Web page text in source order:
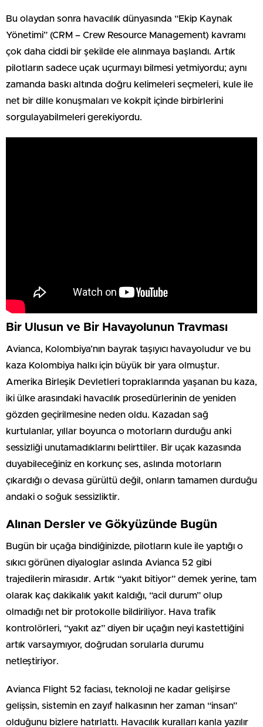
Bu olaydan sonra havacılık dünyasında “Ekip Kaynak
Yönetimi” (CRM – Crew Resource Management) kavramı
çok daha ciddi bir şekilde ele alınmaya başlandı. Artık
pilotların sadece uçak uçurmayı bilmesi yetmiyordu; aynı
zamanda baskı altında doğru kelimeleri seçmeleri, kule ile
net bir dille konuşmaları ve kokpit içinde birbirlerini
sorgulayabilmeleri gerekiyordu.
Bir Ulusun ve Bir Havayolunun Travması
Avianca, Kolombiya’nın bayrak taşıyıcı havayoludur ve bu
kaza Kolombiya halkı için büyük bir yara olmuştur.
Amerika Birleşik Devletleri topraklarında yaşanan bu kaza,
iki ülke arasındaki havacılık prosedürlerinin de yeniden
gözden geçirilmesine neden oldu. Kazadan sağ
kurtulanlar, yıllar boyunca o motorların durduğu anki
sessizliği unutamadıklarını belirttiler. Bir uçak kazasında
duyabileceğiniz en korkunç ses, aslında motorların
çıkardığı o devasa gürültü değil, onların tamamen durduğu
andaki o soğuk sessizliktir.
Alınan Dersler ve Gökyüzünde Bugün
Bugün bir uçağa bindiğinizde, pilotların kule ile yaptığı o
sıkıcı görünen diyaloglar aslında Avianca 52 gibi
trajedilerin mirasıdır. Artık “yakıt bitiyor” demek yerine, tam
olarak kaç dakikalık yakıt kaldığı, “acil durum” olup
olmadığı net bir protokolle bildiriliyor. Hava trafik
kontrolörleri, “yakıt az” diyen bir uçağın neyi kastettiğini
artık varsaymıyor, doğrudan sorularla durumu
netleştiriyor.
Avianca Flight 52 faciası, teknoloji ne kadar gelişirse
gelişsin, sistemin en zayıf halkasının her zaman “insan”
olduğunu bizlere hatırlattı. Havacılık kuralları kanla yazılır